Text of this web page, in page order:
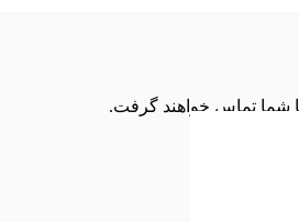
شما تماس خواهند گرفت.